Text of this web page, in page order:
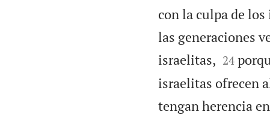
con la culpa de
las generaciones
israelitas, 

24
israelitas ofrecen
tengan herencia